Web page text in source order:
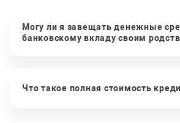
Могу ли я завещать денежные
банковскому вкладу своим
Что такое полная стоимость